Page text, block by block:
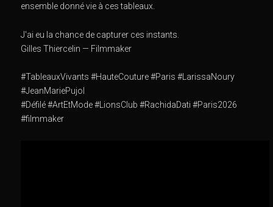
ensemble donné vie à ces tableaux.
J'ai eu la chance de capturer ces instants.
Gilles Thiercelin — Filmmaker
#TableauxVivants #HauteCouture #Paris #LarissaNoury
#JeanMariePujol
#Défilé #ArtEtMode #LionsClub #RachidaDati #Paris2026
#filmmaker